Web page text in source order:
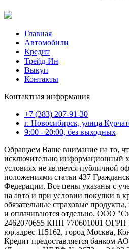
Главная
Автомобили
Кредит
Трейд-Ин
Выкуп
Контакты
Контактная информация
+7 (383) 207-91-30
г. Новосибирск, улица
9:00 - 20:00, без выходных
Обращаем Ваше внимание на то,
исключительно информационный
условиях не является публичной
положениями статьи 437
Федерации. Все цены указаны с
на авто и при условии покупки в
обязательные страховые
и оплачиваются отдельно. ООО
2462070655 КПП 770601001 ОГРН
юр.адрес 115162, город Москва,
Кредит предоставляется банком